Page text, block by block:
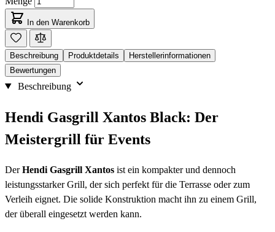
In den Warenkorb
Beschreibung Produktdetails
Herstellerinformationen
Bewertungen
Beschreibung
Hendi Gasgrill Xantos Black: Der
Meistergrill für Events
DerHendi Gasgrill Xantos ist ein kompakter und dennoch
leistungsstarker Grill, der sich perfekt für die Terrasse oder zum
Verleih eignet. Die solide Konstruktion macht ihn zu einem Grill,
der überall eingesetzt werden kann.